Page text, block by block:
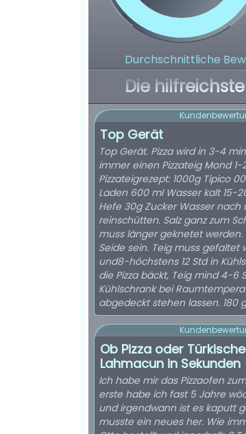
Durchschnittliche
Die
Top Gerät
Top Gerät. Pizza wird in 3-4
immer einen Pizzateig Mond
Pizzateigrezept: 1000g Tipico
Laden 600 ml Wasser kalt 15-
Hefe 30g Zucker Wasser nach
reinschütten. Salz ganz zum
muss länger geknetet werden.
Seide sein. Teig muss gefaltet
und8-höchstens 12 Std in
die Pizza bäckt, Teig mind 4-6
Kühlschrank bei
abgedeckt stehen lassen. 180 g
Ob Pizza oder Türkische
Lahmacun in Sekunden
Ich habe mir das Pizzaofen
erste habe ich fast 5 Jahre
und irgendwann ist es kaputt
musste ein neues her. Wie